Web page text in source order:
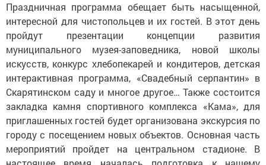
Праздничная программа обещает быть насыщенной,
интересной для чистопольцев и их гостей. В этот день
пройдут презентации концепции развития
муниципального музея-заповедника, новой школы
искусств, конкурс хлебопекарей и кондитеров, детская
интерактивная программа, «Свадебный серпантин» в
Скарятинском саду и многое другое… Также состоится
закладка камня спортивного комплекса «Кама», для
приглашенных гостей будет организована экскурсия по
городу с посещением новых объектов. Основная часть
мероприятий пройдет на цент­ральном стадионе. В